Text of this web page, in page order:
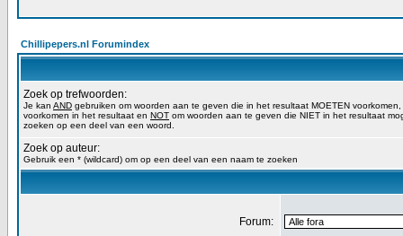
Chillipepers.nl Forumindex
Zoek op trefwoorden:
Je kan AND gebruiken om woorden aan te geven die in het resultaat MOETEN voorkomen,
voorkomen in het resultaat en NOT om woorden aan te geven die NIET in het resultaat
zoeken op een deel van een woord.
Zoek op auteur:
Gebruik een * (wildcard) om op een deel van een naam te zoeken
Forum: